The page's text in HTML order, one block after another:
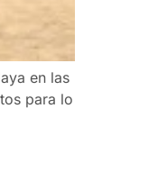
en las
para lo